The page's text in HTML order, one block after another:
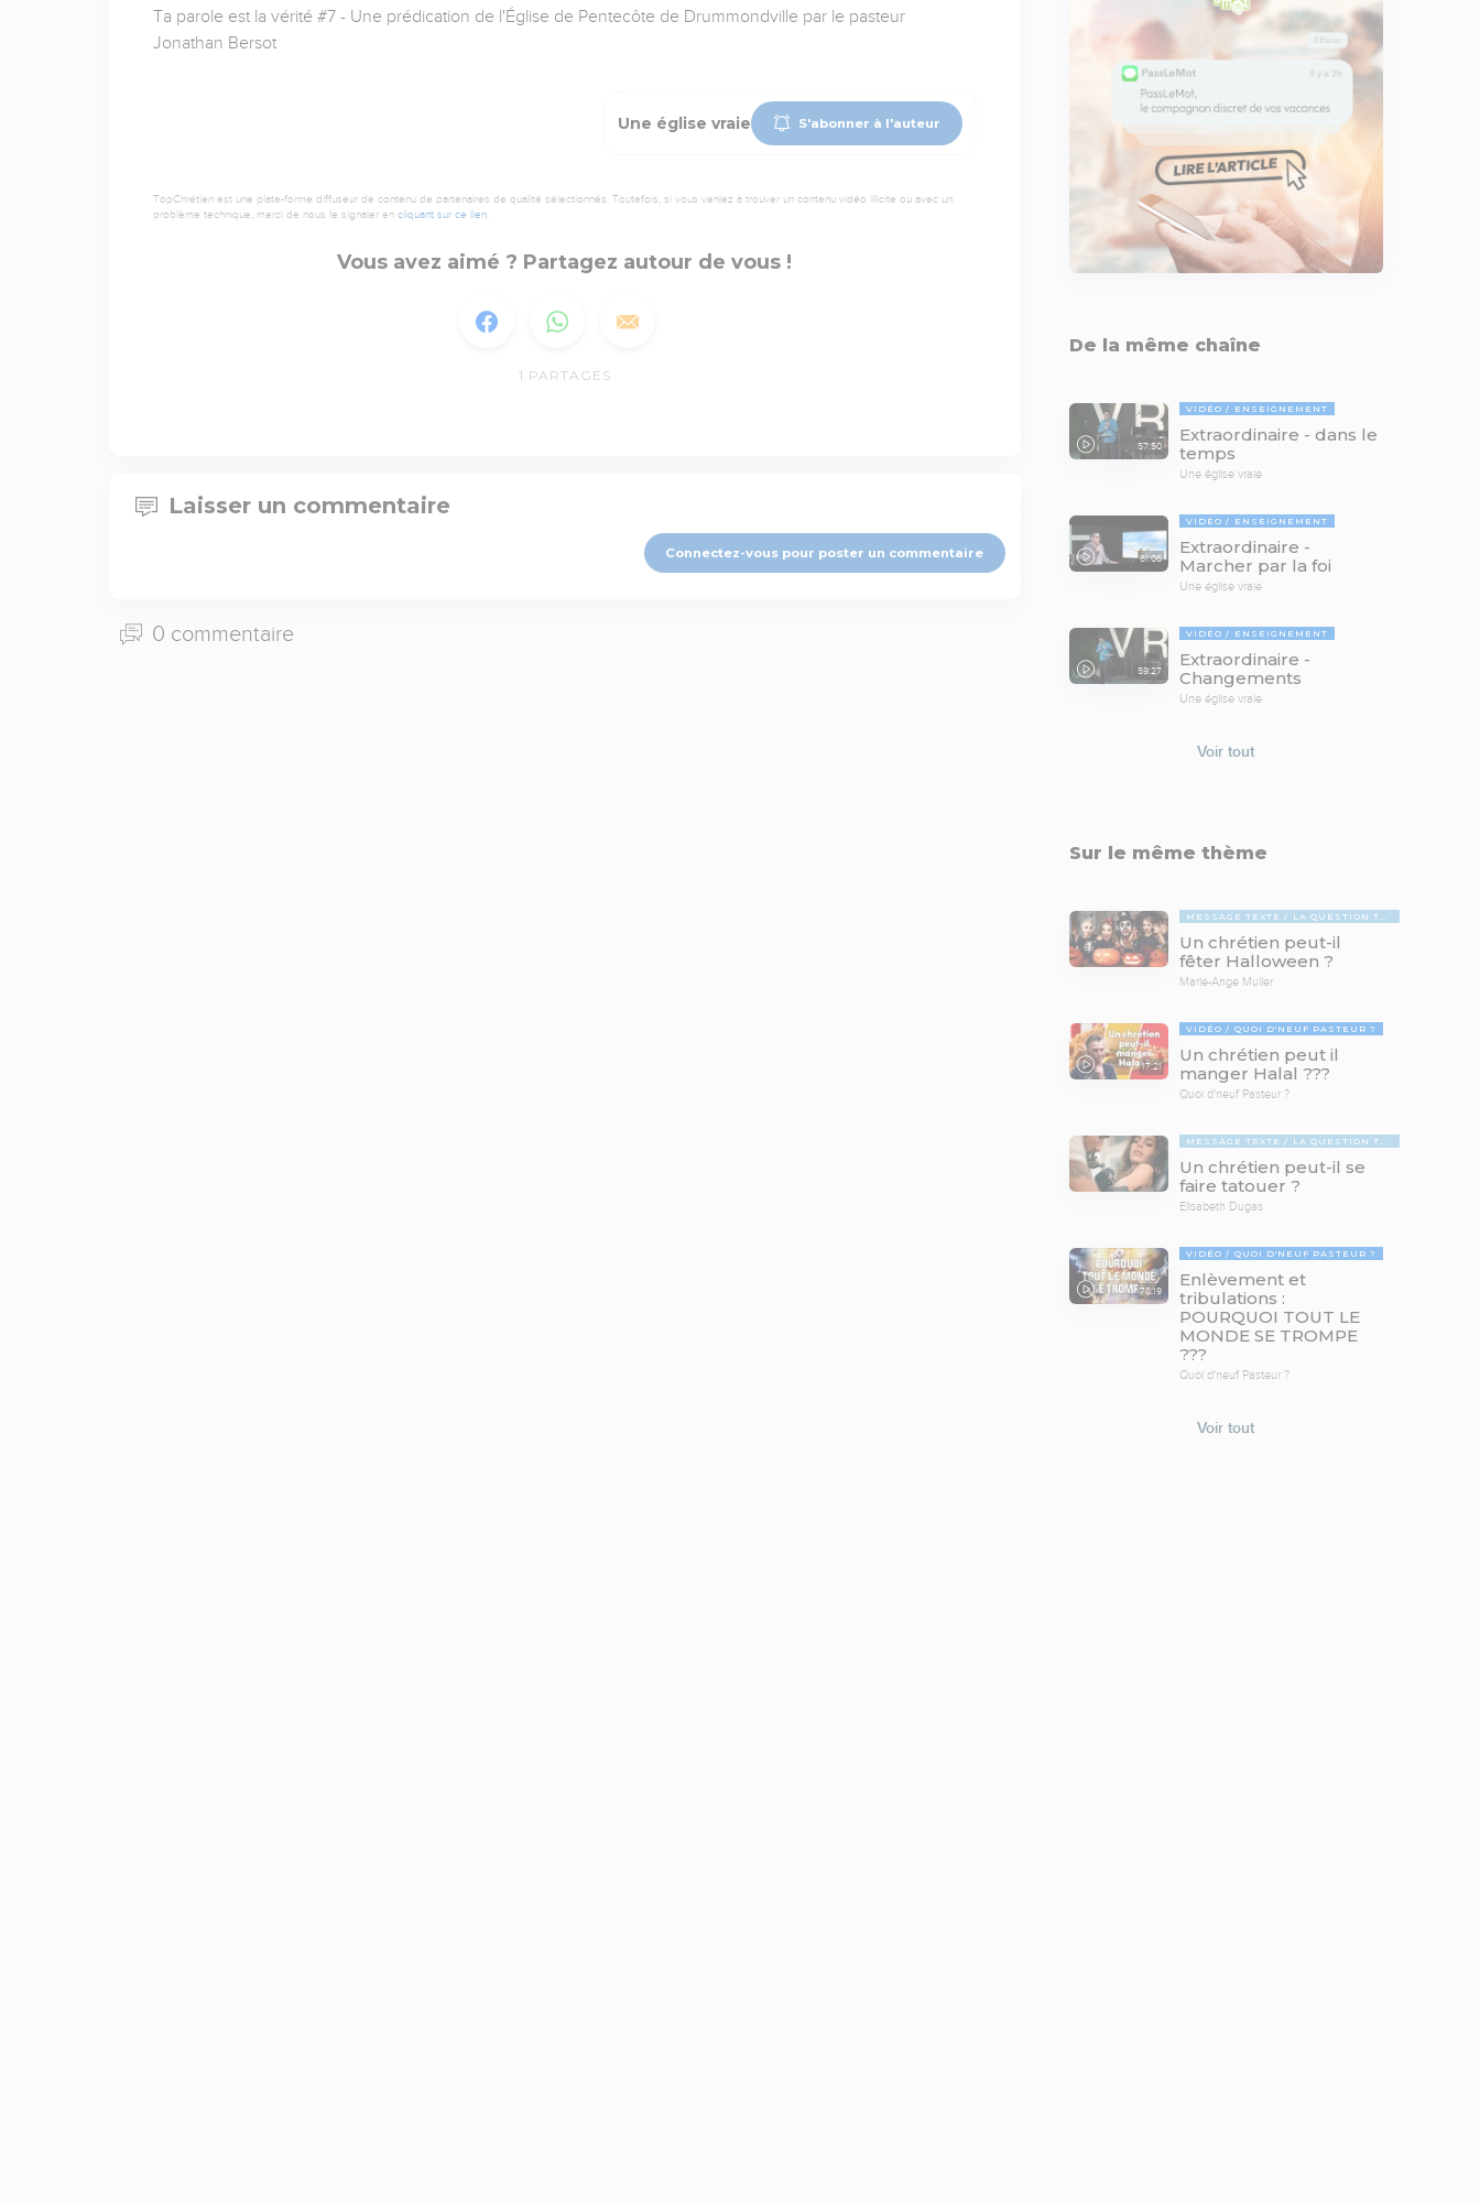
Ta parole est la vérité #7 - Une prédication de l'Église de Pentecôte de Drummondville par le pasteur
Jonathan Bersot
Une église vraie S'abonner à l'auteur
TopChrétien est une plate-forme diffuseur de contenu de partenaires de qualité sélectionnés. Toutefois, si vous veniez à trouver un contenu vidéo illicite ou avec un
problème technique, merci de nous le signaler en cliquant sur ce lien.
Vous avez aimé ? Partagez autour de vous !
1 PARTAGES
Laisser un commentaire
Connectez-vous pour poster un commentaire
0 commentaire
De la même chaîne
57:50
VIDÉO ENSEIGNEMENT
Extraordinaire - dans le
temps
Une église vraie
61:06
VIDÉO ENSEIGNEMENT
Extraordinaire -
Marcher par la foi
Une église vraie
59:27
VIDÉO ENSEIGNEMENT
Extraordinaire -
Changements
Une église vraie
Voir tout
Sur le même thème
MESSAGE TEXTE LA QUESTION TABOUE
Un chrétien peut-il
fêter Halloween ?
Marie-Ange Muller
17:21
VIDÉO QUOI D'NEUF PASTEUR ?
Un chrétien peut il
manger Halal ???
Quoi d'neuf Pasteur ?
MESSAGE TEXTE LA QUESTION TABOUE
Un chrétien peut-il se
faire tatouer ?
Elisabeth Dugas
78:19
VIDÉO QUOI D'NEUF PASTEUR ?
Enlèvement et
tribulations :
POURQUOI TOUT LE
MONDE SE TROMPE
???
Quoi d'neuf Pasteur ?
Voir tout